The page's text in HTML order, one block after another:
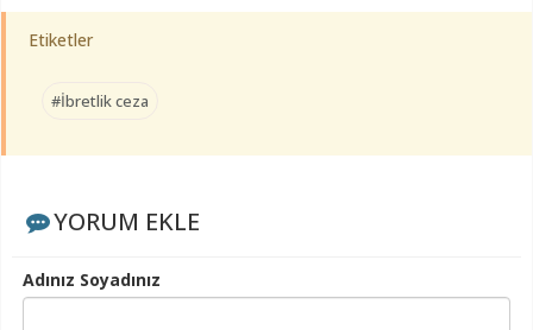
Etiketler
#İbretlik ceza
YORUM EKLE
Adınız Soyadınız